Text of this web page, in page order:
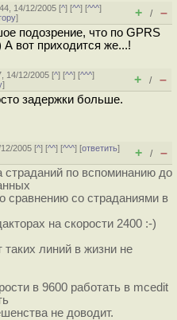
14/12/2005 [^] [^^] [^^^]
] + / –
подозрение, что по GPRS
вот приходится же...!
14/12/2005 [^] [^^] [^^^]
] + / –
задержки больше.
2005 [^] [^^] [^^^] [ответить]
+ / –
страданий по вспоминанию до
сравнению со страданиями в
на скорости 2400 :-)
линий в жизни не
в 9600 работать в mcedit
не доводит.